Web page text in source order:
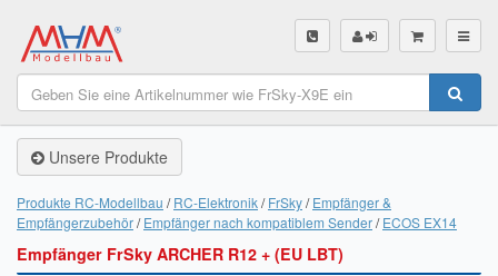
SHOP
Unsere Produkte
Servo Finder
Unsere Produkte
Produkte RC-Modellbau RC-Elektronik FrSky Empfänger &
Empfängerzubehör Empfänger nach kompatiblem Sender ECOS EX14
Empfänger FrSky ARCHER R12 + (EU LBT)